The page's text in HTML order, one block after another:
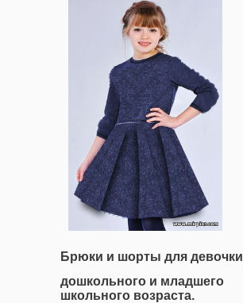
Брюки и шорты для девочки
дошкольного и младшего
школьного возраста.